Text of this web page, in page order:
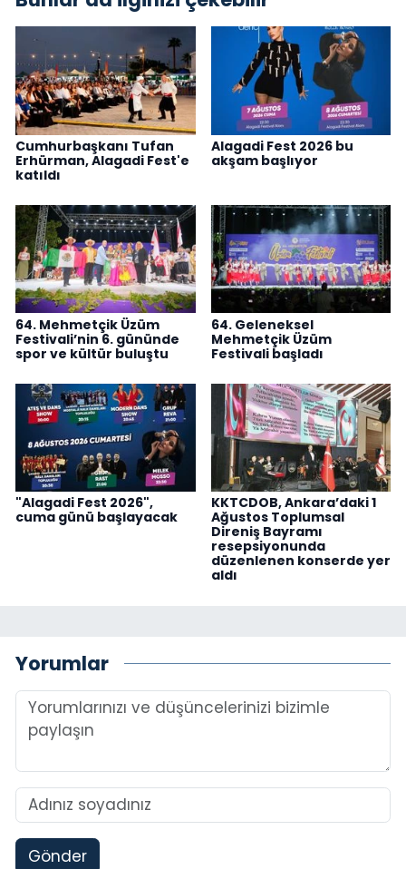
Cumhurbaşkanı Tufan
Erhürman, Alagadi Fest'e
katıldı
Alagadi Fest 2026 bu
akşam başlıyor
64. Mehmetçik Üzüm
Festivali’nin 6. gününde
spor ve kültür buluştu
64. Geleneksel
Mehmetçik Üzüm
Festivali başladı
"Alagadi Fest 2026",
cuma günü başlayacak
KKTCDOB, Ankara’daki 1
Ağustos Toplumsal
Direniş Bayramı
resepsiyonunda
düzenlenen konserde yer
aldı
Yorumlar
Gönder